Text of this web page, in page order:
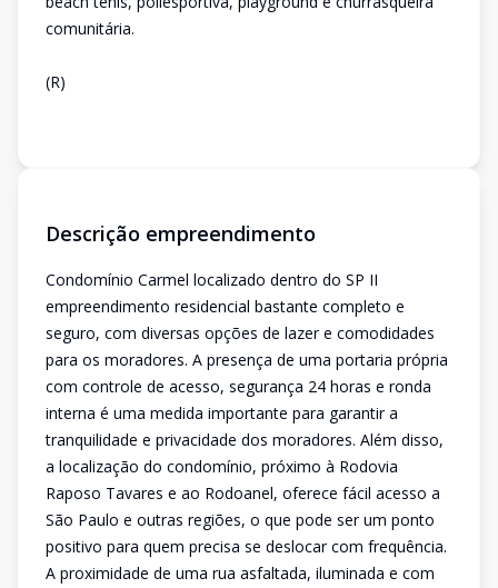
comunitária.
(R)
Descrição empreendimento
Condomínio Carmel localizado dentro do SP II
empreendimento residencial bastante completo e
seguro, com diversas opções de lazer e comodidades
para os moradores. A presença de uma portaria própria
com controle de acesso, segurança 24 horas e ronda
interna é uma medida importante para garantir a
tranquilidade e privacidade dos moradores. Além disso,
a localização do condomínio, próximo à Rodovia
Raposo Tavares e ao Rodoanel, oferece fácil acesso a
São Paulo e outras regiões, o que pode ser um ponto
positivo para quem precisa se deslocar com frequência.
A proximidade de uma rua asfaltada, iluminada e com